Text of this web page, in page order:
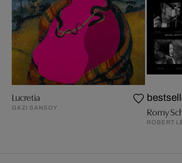
Lucretia
GAZI SANSOY Romy
ROBERT